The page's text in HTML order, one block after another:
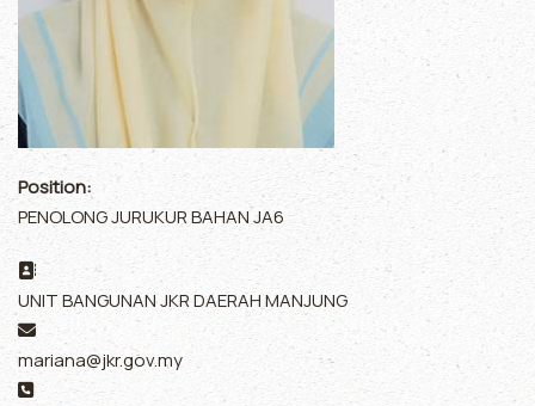
Position:
PENOLONG JURUKUR BAHAN JA6
Address:
UNIT BANGUNAN JKR DAERAH MANJUNG
Email:
mariana@jkr.gov.my
Phone: